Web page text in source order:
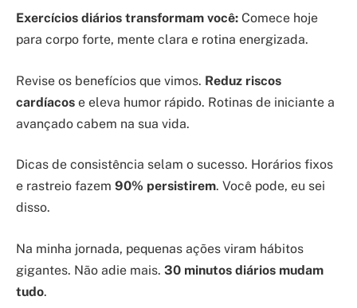
Exercícios diários transformam você: Comece hoje
para corpo forte, mente clara e rotina energizada.
Revise os benefícios que vimos. Reduz riscos
cardíacos e eleva humor rápido. Rotinas de iniciante a
avançado cabem na sua vida.
Dicas de consistência selam o sucesso. Horários fixos
e rastreio fazem 90% persistirem. Você pode, eu sei
disso.
Na minha jornada, pequenas ações viram hábitos
gigantes. Não adie mais. 30 minutos diários mudam
tudo.